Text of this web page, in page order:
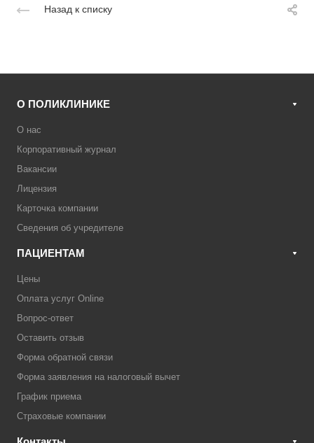
Назад к списку
О ПОЛИКЛИНИКЕ
О нас
Корпоративный журнал
Вакансии
Лицензия
Карточка компании
Сведения об учредителе
ПАЦИЕНТАМ
Цены
Оплата услуг Online
Вопрос-ответ
Оставить отзыв
Форма обратной связи
Форма заявления на налоговый вычет
График приема
Страховые компании